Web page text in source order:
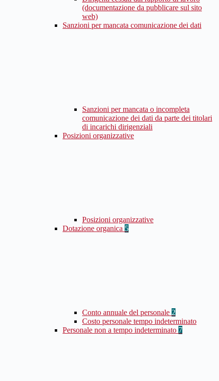
(documentazione da pubblicare sul sito
web)
Sanzioni per mancata comunicazione dei dati
Sanzioni per mancata o incompleta
comunicazione dei dati da parte dei titolari
di incarichi dirigenziali
Posizioni organizzative
Posizioni organizzative
Dotazione organica 5
Conto annuale del personale 2
Costo personale tempo indeterminato
Personale non a tempo indeterminato 7